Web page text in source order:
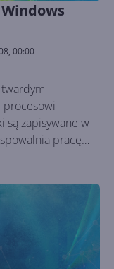
00:00
procesowi
są zapisywane w
pracę